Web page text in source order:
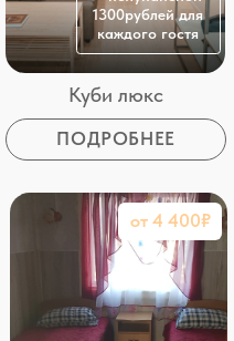
Полулюкс 9
ПОДРОБНЕЕ
+ полупансион
1300рублей для
каждого гостя
2 200₽